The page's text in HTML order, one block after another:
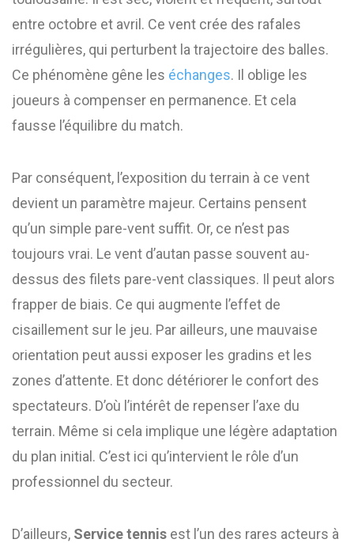
entre octobre et avril. Ce vent crée des rafales
irrégulières, qui perturbent la trajectoire des balles.
Ce phénomène gêne les échanges. Il oblige les
joueurs à compenser en permanence. Et cela
fausse l’équilibre du match.
Par conséquent, l’exposition du terrain à ce vent
devient un paramètre majeur. Certains pensent
qu’un simple pare-vent suffit. Or, ce n’est pas
toujours vrai. Le vent d’autan passe souvent au-
dessus des filets pare-vent classiques. Il peut alors
frapper de biais. Ce qui augmente l’effet de
cisaillement sur le jeu. Par ailleurs, une mauvaise
orientation peut aussi exposer les gradins et les
zones d’attente. Et donc détériorer le confort des
spectateurs. D’où l’intérêt de repenser l’axe du
terrain. Même si cela implique une légère adaptation
du plan initial. C’est ici qu’intervient le rôle d’un
professionnel du secteur.
D’ailleurs, Service tennis est l’un des rares acteurs à